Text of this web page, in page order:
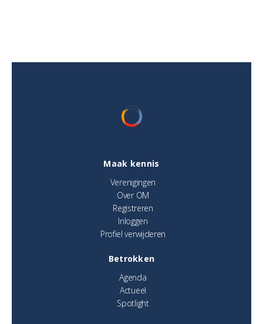
Maak kennis
Verenigingen
Over OM
Registreren
Inloggen
Profiel verwijderen
Betrokken
Agenda
Actueel
Spotlight